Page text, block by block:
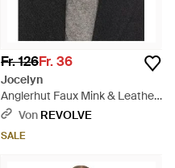
Fr. 126Fr. 36
Jocelyn
Anglerhut Faux Mink & Leather
- Schwarz
Von REVOLVE
SALE